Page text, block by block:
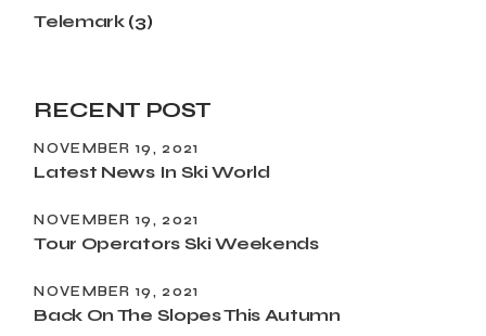
Telemark(3)
RECENT POST
Latest News In Ski World
NOVEMBER 19, 2021
Tour Operators Ski Weekends
NOVEMBER 19, 2021
Back On The Slopes This Autumn
NOVEMBER 19, 2021